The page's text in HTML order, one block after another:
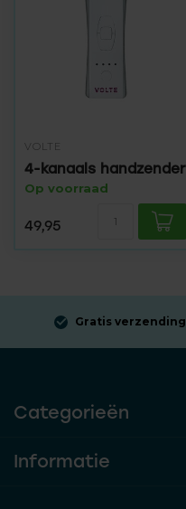
VOLTE
4-kanaals handzender
Op voorraad
49,95
Gratis verzending
Categorieën
Informatie